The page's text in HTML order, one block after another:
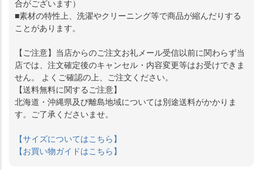
合がございます）
■素材の特性上、洗濯やクリーニング等で商品が縮んだりする
ことがあります。
【ご注意】当店からのご注文お礼メール受信以前に関わらず当
店では、注文確定後のキャンセル・内容変更等はお受けできま
せん。 よくご確認の上、ご注文ください。
【送料無料に関するご注意】
北海道・沖縄県及び離島地域については別途送料がかかりま
す。ご了承くださいませ。
【サイズについてはこちら】
【お買い物ガイドはこちら】